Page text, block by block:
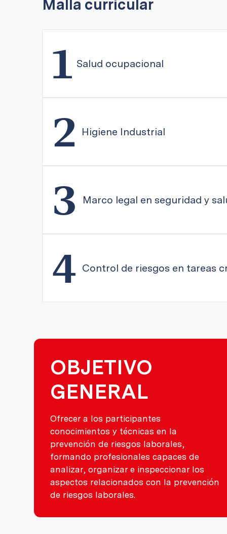
Malla curricular
1 Salud ocupacional
2 Higiene Industrial
3 Marco legal en seguridad y
4 Control de riesgos en tareas
OBJETIVO
GENERAL
Ofrecer a los participantes
conocimientos y técnicas en la
prevención de riesgos laborales,
formando profesionales capaces de
analizar, organizar e inspeccionar los
aspectos relacionados con la prevención
de riesgos laborales.